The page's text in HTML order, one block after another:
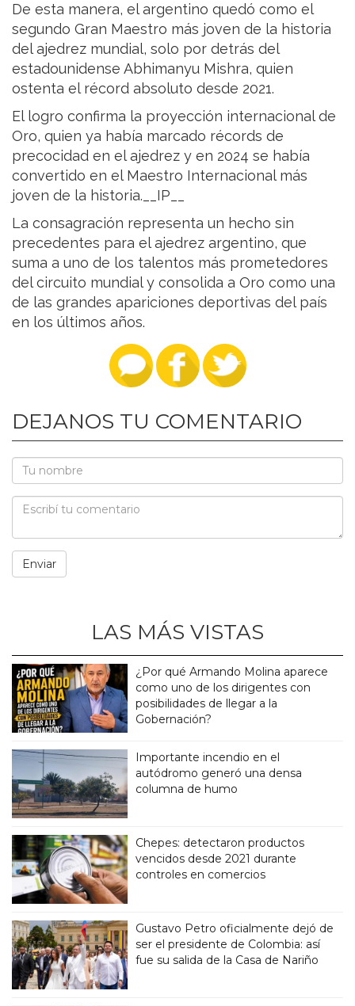
De esta manera, el argentino quedó como el
segundo Gran Maestro más joven de la historia
del ajedrez mundial, solo por detrás del
estadounidense Abhimanyu Mishra, quien
ostenta el récord absoluto desde 2021.
El logro confirma la proyección internacional de
Oro, quien ya había marcado récords de
precocidad en el ajedrez y en 2024 se había
convertido en el Maestro Internacional más
joven de la historia.__IP__
La consagración representa un hecho sin
precedentes para el ajedrez argentino, que
suma a uno de los talentos más prometedores
del circuito mundial y consolida a Oro como una
de las grandes apariciones deportivas del país
en los últimos años.
DEJANOS TU COMENTARIO
LAS MÁS VISTAS
¿Por qué Armando Molina aparece
como uno de los dirigentes con
posibilidades de llegar a la
Gobernación?
Importante incendio en el
autódromo generó una densa
columna de humo
Chepes: detectaron productos
vencidos desde 2021 durante
controles en comercios
Gustavo Petro oficialmente dejó de
ser el presidente de Colombia: así
fue su salida de la Casa de Nariño